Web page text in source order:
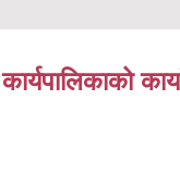
कार्यपालिकाको